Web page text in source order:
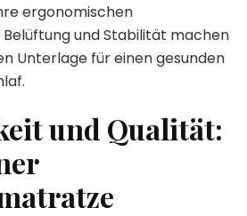
ergonomischen
und Stabilität machen
Unterlage für einen gesunden
und Qualität: